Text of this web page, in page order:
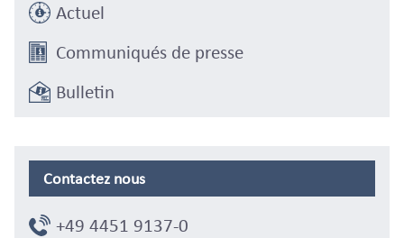
Actuel
Communiqués de presse
Bulletin
Contactez nous
+49 4451 9137-0